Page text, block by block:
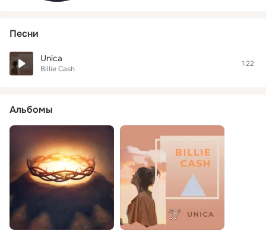
Песни
Unica
Billie Cash
1:22
Альбомы